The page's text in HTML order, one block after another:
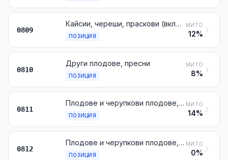
0809
Кайсии, череши, праскови (включително брюнони и нектарини), сливи и трънки, пресни
ПОЗИЦИЯ
МИТО
12%
0810
Други плодове, пресни
ПОЗИЦИЯ
МИТО
8%
0811
Плодове и черупкови плодове, неварени или варени във вода или на пара, замразени, дори с прибавка на захар или други подсладители
ПОЗИЦИЯ
МИТО
14%
0812
Плодове и черупкови плодове, временно консервирани, но негодни за директна консумация в това състояние
ПОЗИЦИЯ
МИТО
0%